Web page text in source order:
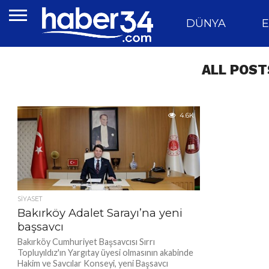
DÜNYA
ALL
4.6K
SIYASET
Bakırköy Adalet Sarayı’na yeni
başsavcı
Bakırköy Cumhuriyet Başsavcısı Sırrı
Topluyıldız'ın Yargıtay üyesi olmasının akabinde
Hakim ve Savcılar Konseyi, yeni Başsavcı